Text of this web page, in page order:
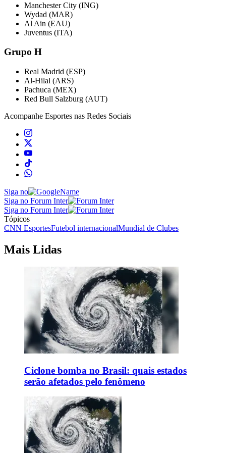
Manchester City (ING)
Wydad (MAR)
Al Ain (EAU)
Juventus (ITA)
Grupo H
Real Madrid (ESP)
Al-Hilal (ARS)
Pachuca (MEX)
Red Bull Salzburg (AUT)
Acompanhe Esportes nas Redes Sociais
Siga no
Siga no Forum Inter
Siga no Forum Inter
Tópicos
CNN EsportesFutebol internacionalMundial de Clubes
Mais Lidas
Ciclone bomba no Brasil: quais estados
serão afetados pelo fenômeno